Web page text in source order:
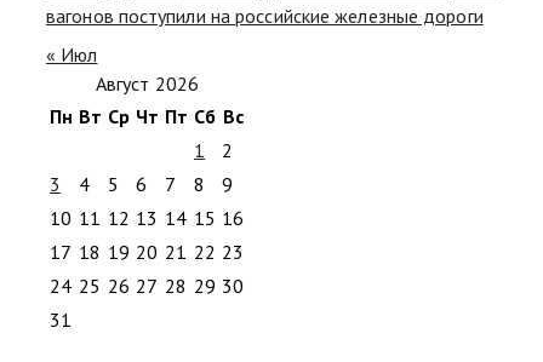
вагонов поступили на российские железные дороги
« Июл
Август 2026
Пн Вт Ср Чт Пт Сб Вс
1
2
3
4 5 6 7 8
9
10 11 12 13 14 15 16
17 18 19 20 21 22 23
24 25 26 27 28 29 30
31